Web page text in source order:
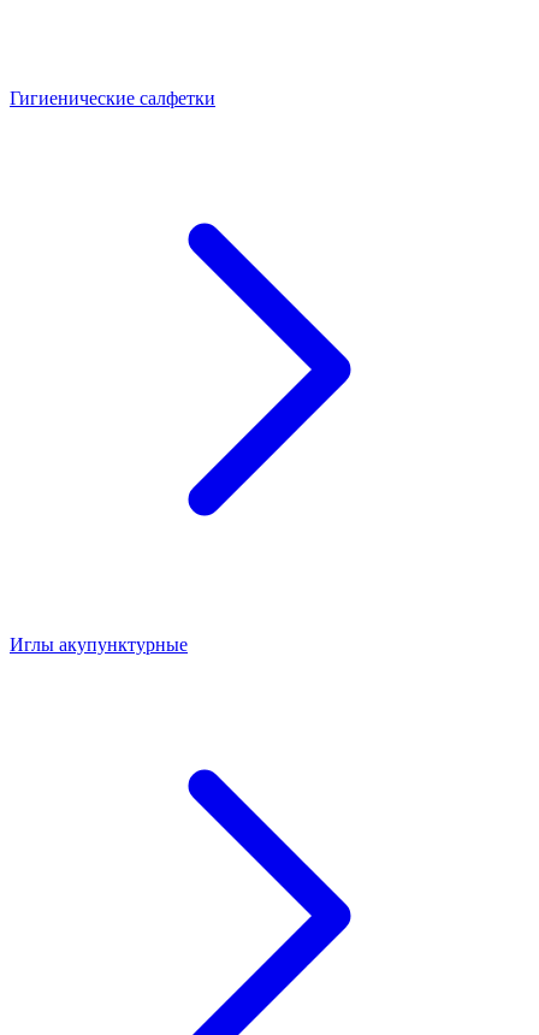
Гигиенические салфетки
Иглы акупунктурные